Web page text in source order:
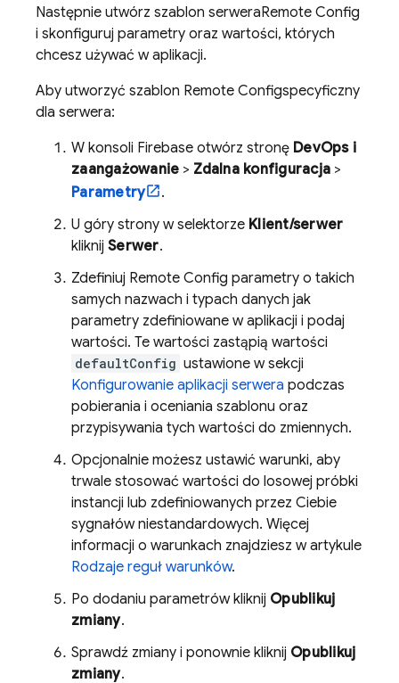
Następnie utwórz szablon serweraRemote Config
i skonfiguruj parametry oraz wartości, których
chcesz używać w aplikacji.
Aby utworzyć szablon Remote Configspecyficzny
dla serwera:
W konsoli Firebase otwórz stronę DevOps i
zaangażowanie > Zdalna konfiguracja >
Parametry
.
U góry strony w selektorze Klient/serwer
kliknij Serwer.
Zdefiniuj Remote Config parametry o takich
samych nazwach i typach danych jak
parametry zdefiniowane w aplikacji i podaj
wartości. Te wartości zastąpią wartości
defaultConfig ustawione w sekcji
Konfigurowanie aplikacji serwera podczas
pobierania i oceniania szablonu oraz
przypisywania tych wartości do zmiennych.
Opcjonalnie możesz ustawić warunki, aby
trwale stosować wartości do losowej próbki
instancji lub zdefiniowanych przez Ciebie
sygnałów niestandardowych. Więcej
informacji o warunkach znajdziesz w artykule
Rodzaje reguł warunków.
Po dodaniu parametrów kliknij Opublikuj
zmiany.
Sprawdź zmiany i ponownie kliknij Opublikuj
zmiany.